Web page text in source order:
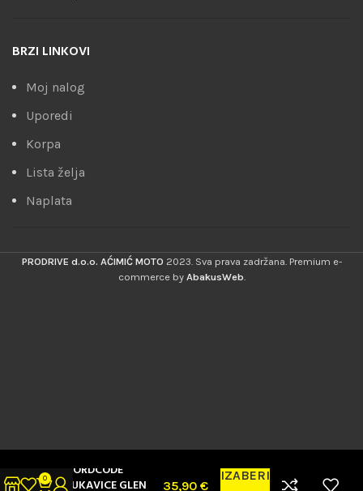
BRZI LINKOVI
Moj nalog
Uporedi
Korpa
Lista želja
Naplata
PRODRIVE d.o.o. AĆIMIĆ MOTO 2023. Sva prava zadržana. Premium e-
commerce by AbakusWeb
NORDCODE
RUKAVICE GLEN
35,90 €
IZABERI
0